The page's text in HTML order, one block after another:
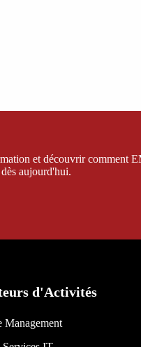
et découvrir comment
aujourd'hui.
d'Activités
Management